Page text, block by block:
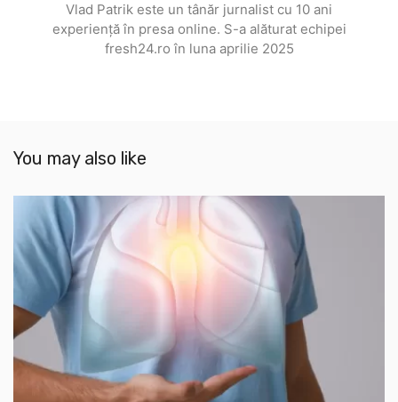
Vlad Patrik este un tânăr jurnalist cu 10 ani
experiență în presa online. S-a alăturat echipei
fresh24.ro în luna aprilie 2025
You may also like